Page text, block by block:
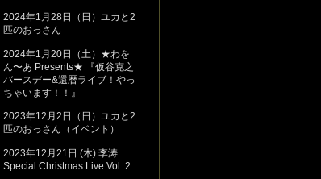
2024年1月28日（日）ユカと2
匹のおっさん
2024年1月20日（土）★わを
ん〜あ Presents★ 『仮谷克之
バースデー&還暦ライブ！やっ
ちゃいます！！』
2023年12月2日（日）ユカと2
匹のおっさん（イベント）
2023年12月21日 (木) 李涛
Special Christmas Live Vol. 2